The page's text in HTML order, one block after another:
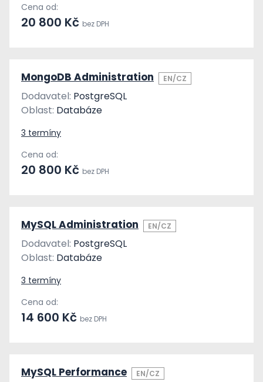
Cena od:
20 800 Kč bez DPH
MongoDB Administration EN/CZ
Dodavatel: PostgreSQL
Oblast: Databáze
3 termíny
Cena od:
20 800 Kč bez DPH
MySQL Administration EN/CZ
Dodavatel: PostgreSQL
Oblast: Databáze
3 termíny
Cena od:
14 600 Kč bez DPH
MySQL Performance EN/CZ